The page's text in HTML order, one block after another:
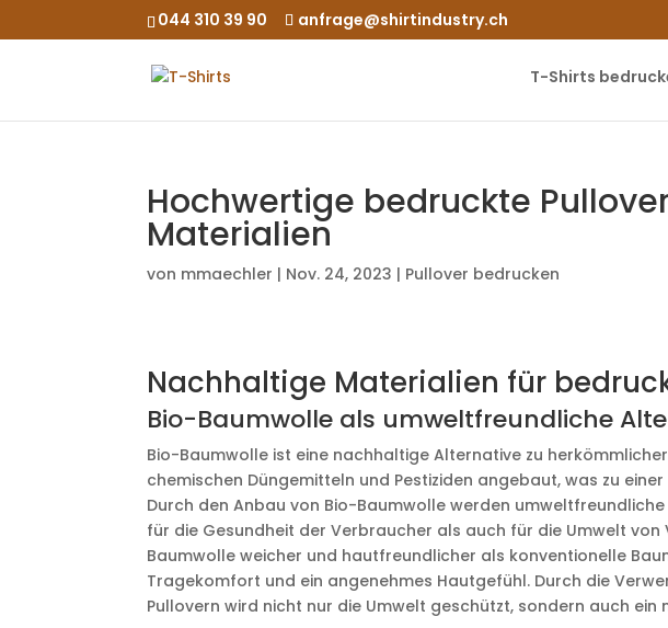
044 310 39 90 anfrage@shirtindustry.ch
T-Shirts
Hochwertige bedruckte
Materialien
von mmaechler | Nov. 24, 2023 | Pullover bedrucken
Nachhaltige Materialien für
Bio-Baumwolle als umweltfreundliche
Bio-Baumwolle ist eine nachhaltige Alternative zu
chemischen Düngemitteln und Pestiziden angebaut, was zu
Durch den Anbau von Bio-Baumwolle werden
für die Gesundheit der Verbraucher als auch für die Umwelt von
Baumwolle weicher und hautfreundlicher als konventionelle
Tragekomfort und ein angenehmes Hautgefühl. Durch die
Pullovern wird nicht nur die Umwelt geschützt, sondern auch